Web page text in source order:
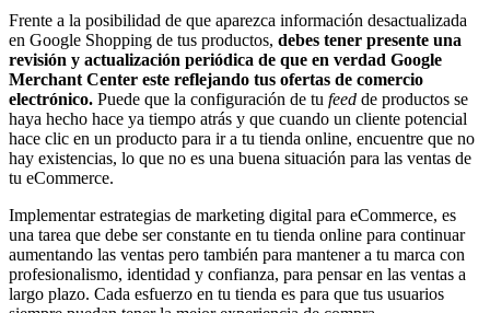
Frente a la posibilidad de que aparezca información desactualizada
en Google Shopping de tus productos, debes tener presente una
revisión y actualización periódica de que en verdad Google
Merchant Center este reflejando tus ofertas de comercio
electrónico. Puede que la configuración de tu feed de productos se
haya hecho hace ya tiempo atrás y que cuando un cliente potencial
hace clic en un producto para ir a tu tienda online, encuentre que no
hay existencias, lo que no es una buena situación para las ventas de
tu eCommerce.
Implementar estrategias de marketing digital para eCommerce, es
una tarea que debe ser constante en tu tienda online para continuar
aumentando las ventas pero también para mantener a tu marca con
profesionalismo, identidad y confianza, para pensar en las ventas a
largo plazo. Cada esfuerzo en tu tienda es para que tus usuarios